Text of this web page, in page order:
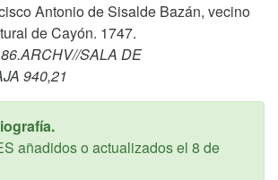
Antonio de Sisalde Bazán, vecino
de Cayón. 1747.
SALA DE
940,21
añadidos o actualizados el 8 de